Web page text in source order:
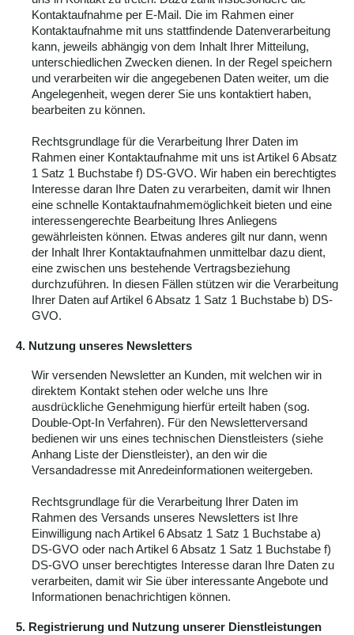
Kontaktaufnahme per E-Mail. Die im Rahmen einer
Kontaktaufnahme mit uns stattfindende Datenverarbeitung
kann, jeweils abhängig von dem Inhalt Ihrer Mitteilung,
unterschiedlichen Zwecken dienen. In der Regel speichern
und verarbeiten wir die angegebenen Daten weiter, um die
Angelegenheit, wegen derer Sie uns kontaktiert haben,
bearbeiten zu können.
Rechtsgrundlage für die Verarbeitung Ihrer Daten im
Rahmen einer Kontaktaufnahme mit uns ist Artikel 6 Absatz
1 Satz 1 Buchstabe f) DS-GVO. Wir haben ein berechtigtes
Interesse daran Ihre Daten zu verarbeiten, damit wir Ihnen
eine schnelle Kontaktaufnahmemöglichkeit bieten und eine
interessengerechte Bearbeitung Ihres Anliegens
gewährleisten können. Etwas anderes gilt nur dann, wenn
der Inhalt Ihrer Kontaktaufnahmen unmittelbar dazu dient,
eine zwischen uns bestehende Vertragsbeziehung
durchzuführen. In diesen Fällen stützen wir die Verarbeitung
Ihrer Daten auf Artikel 6 Absatz 1 Satz 1 Buchstabe b) DS-
GVO.
4. Nutzung unseres Newsletters
Wir versenden Newsletter an Kunden, mit welchen wir in
direktem Kontakt stehen oder welche uns Ihre
ausdrückliche Genehmigung hierfür erteilt haben (sog.
Double-Opt-In Verfahren). Für den Newsletterversand
bedienen wir uns eines technischen Dienstleisters (siehe
Anhang Liste der Dienstleister), an den wir die
Versandadresse mit Anredeinformationen weitergeben.
Rechtsgrundlage für die Verarbeitung Ihrer Daten im
Rahmen des Versands unseres Newsletters ist Ihre
Einwilligung nach Artikel 6 Absatz 1 Satz 1 Buchstabe a)
DS-GVO oder nach Artikel 6 Absatz 1 Satz 1 Buchstabe f)
DS-GVO unser berechtigtes Interesse daran Ihre Daten zu
verarbeiten, damit wir Sie über interessante Angebote und
Informationen benachrichtigen können.
5. Registrierung und Nutzung unserer Dienstleistungen